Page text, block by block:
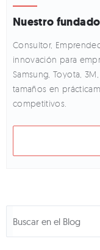
Nuestro
Consultor,
innovación para
Samsung, Toyota,
tamaños en
competitivos.